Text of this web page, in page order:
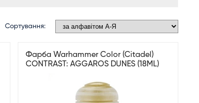
Сортування:
Фарба Warhammer Color (Citadel)
CONTRAST: AGGAROS DUNES (18ML)